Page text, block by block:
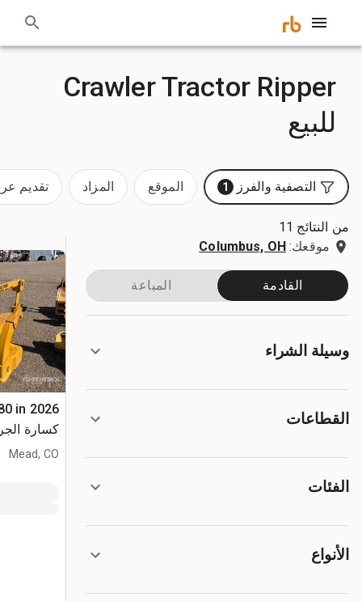
Crawler Tractor Ripper
للبيع
التصفية والفرز 1 الموقع المزاد تقديم
من النتائج 11
موقعك: Columbus, OH
القادمة المباعة
وسيلة الشراء
القطاعات
الفئات
الأنواع
80 in
كسارة
(Unused)
Mead, CO